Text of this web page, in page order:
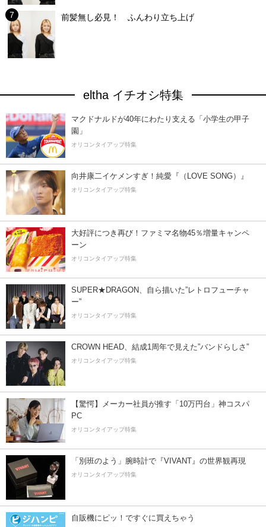
前髪無し必見！ ふんわり立ち上げ
eltha イチオシ特集
マクドナルドが40年にわたり支える「小学生の甲子
園」
オリコンタイアップ特集
向井康二イケメンすぎ！純愛『（LOVE SONG）』
オリコンタイアップ特集
大好評につき再び！ファミマ名物45％増量キャンペ
ーン
オリコンタイアップ特集
SUPER★DRAGON、自ら描いた”レトロフューチャ
ー”
オリコンタイアップ特集
CROWN HEAD、結成1周年で見えた”バンドらしさ”
オリコンタイアップ特集
【驚愕】メーカー社員が推す「10万円台」神コスパ
PC
オリコンタイアップ特集
「別班のよう」腕時計で『VIVANT』の世界観再現
オリコンタイアップ特集
自販機にピッ！ですぐに買えちゃう